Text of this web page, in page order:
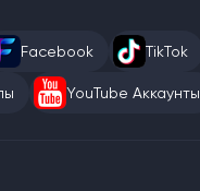
Facebook TikTok
YouTube Аккаунты